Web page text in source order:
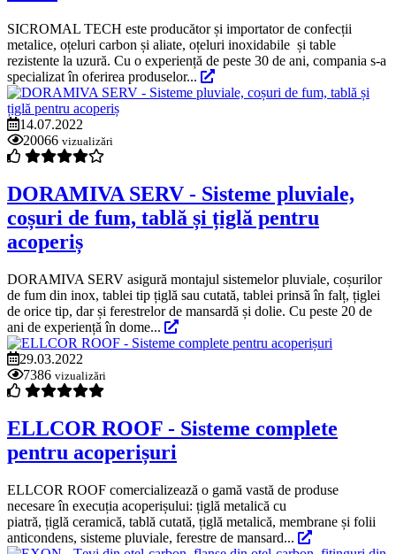
SICROMAL TECH este producător și importator de confecții
metalice, oțeluri carbon și aliate, oțeluri inoxidabile și table
rezistente la uzură. Cu o experiență de peste 30 de ani, compania s-a
specializat în oferirea produselor...
14.07.2022
20066 vizualizări
DORAMIVA SERV - Sisteme pluviale,
coșuri de fum, tablă și țiglă pentru
acoperiș
DORAMIVA SERV asigură montajul sistemelor pluviale, coșurilor
de fum din inox, tablei tip țiglă sau cutată, tablei prinsă în falț, țiglei
de orice tip, dar și ferestrelor de mansardă și dolie. Cu peste 20 de
ani de experiență în dome...
29.03.2022
7386 vizualizări
ELLCOR ROOF - Sisteme complete
pentru acoperișuri
ELLCOR ROOF comercializează o gamă vastă de produse
necesare în execuția acoperișului: țiglă metalică cu
piatră, țiglă ceramică, tablă cutată, țiglă metalică, membrane și folii
anticondens, sisteme pluviale, ferestre de mansard...